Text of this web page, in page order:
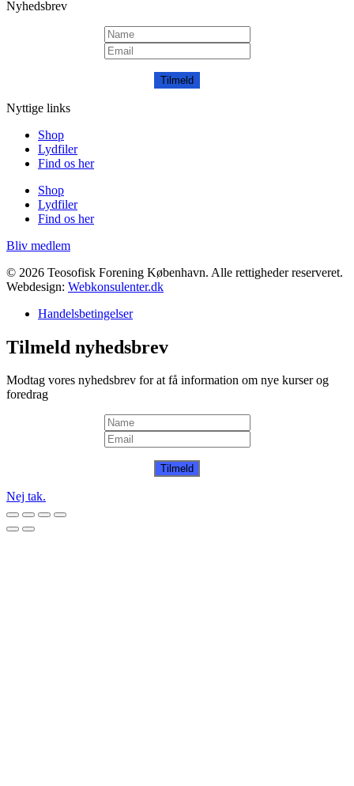
Nyhedsbrev
Tilmeld
Nyttige links
Shop
Lydfiler
Find os her
Shop
Lydfiler
Find os her
Bliv medlem
© 2026 Teosofisk Forening København. Alle rettigheder reserveret.
Webdesign: Webkonsulenter.dk
Handelsbetingelser
Tilmeld nyhedsbrev
Modtag vores nyhedsbrev for at få information om nye kurser og
foredrag
Tilmeld
Nej tak.